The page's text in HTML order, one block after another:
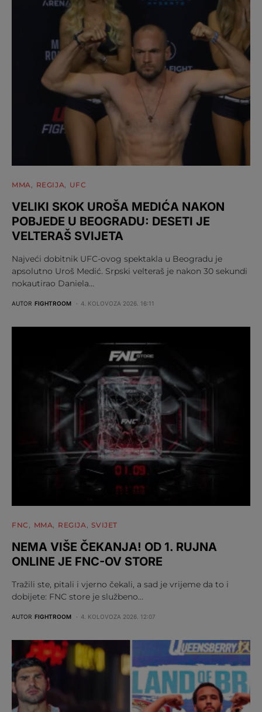
MMA REGIJA UFC
VELIKI SKOK UROŠA MEDIĆA NAKON
POBJEDE U BEOGRADU: DESETI JE
VELTERAŠ SVIJETA
Najveći dobitnik UFC-ovog spektakla u Beogradu je
apsolutno Uroš Medić. Srpski velteraš je nakon 30 sekundi
nokautirao Daniela…
AUTOR FIGHTROOM 4. KOLOVOZA 2026. 16:11
FNC MMA REGIJA SVIJET
NEMA VIŠE ČEKANJA! OD 1. RUJNA
ONLINE JE FNC-OV STORE
Tražili ste, pitali i vjerno čekali, a sad je vrijeme da to i
dobijete: FNC store je službeno…
AUTOR FIGHTROOM 4. KOLOVOZA 2026. 12:07